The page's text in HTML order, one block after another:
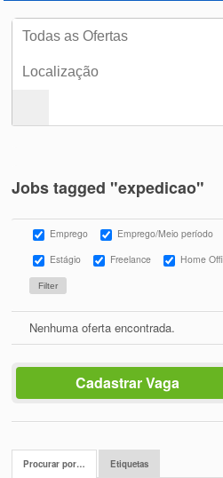
Jobs tagged "expedicao"
Emprego Emprego/Meio período
Estágio
Freelance Home
Nenhuma oferta encontrada.
Cadastrar Vaga
Procurar por… Etiquetas